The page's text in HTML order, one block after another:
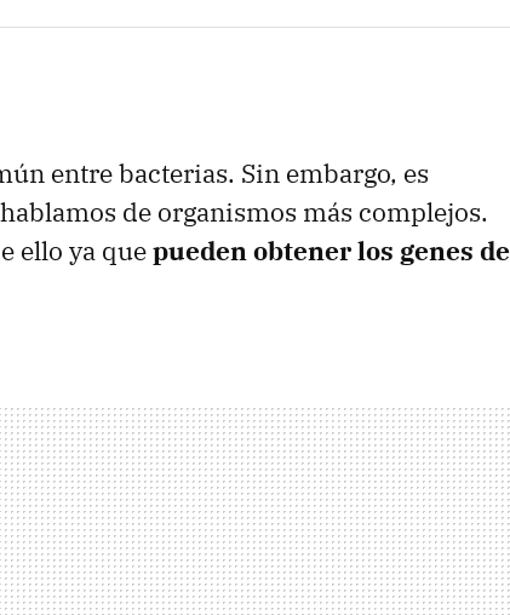
entre bacterias. Sin embargo, es
de organismos más complejos.
ello ya quepueden obtener los genes de